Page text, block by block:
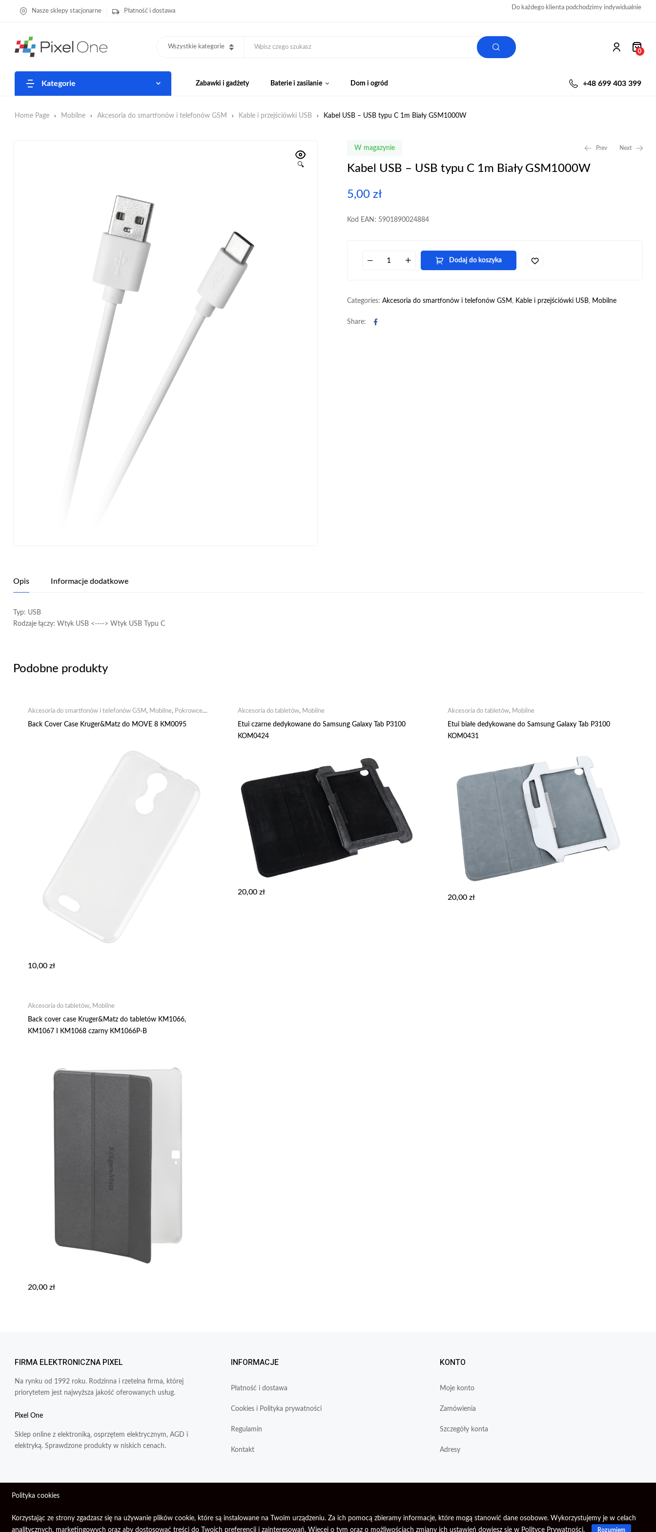
Nasze sklepy stacjonarne Płatność i dostawa Do każdego klienta podchodzimy indywidualnie
Wszystkie kategorie
0
Kategorie Zabawki i gadżety Baterie i zasilanie Dom i ogród +48 699 403 399
Home Page Mobilne Akcesoria do smartfonów i telefonów GSM Kable i przejściówki USB Kabel USB – USB typu C 1m Biały GSM1000W
🔍
W magazynie Prev Next
Kabel USB – USB typu C 1m Biały GSM1000W
5,00 zł
Kod EAN: 5901890024884
Dodaj do koszyka
Categories: Akcesoria do smartfonów i telefonów GSM , Kable i przejściówki USB, Mobilne
Share: Facebook
Opis Informacje dodatkowe
Typ: USB
Rodzaje łączy: Wtyk USB <----> Wtyk USB Typu C
Podobne produkty
Akcesoria do smartfonów i telefonów GSM , Mobilne, Pokrowce,
Pokrowce dedykowane
Back Cover Case Kruger&Matz do MOVE 8 KM0095
10,00 zł
Akcesoria do tabletów, Mobilne
Etui czarne dedykowane do Samsung Galaxy Tab P3100
KOM0424
20,00 zł
Akcesoria do tabletów, Mobilne
Etui białe dedykowane do Samsung Galaxy Tab P3100
KOM0431
20,00 zł
Akcesoria do tabletów, Mobilne
Back cover case Kruger&Matz do tabletów KM1066,
KM1067 I KM1068 czarny KM1066P-B
20,00 zł
FIRMA ELEKTRONICZNA PIXEL
Na rynku od 1992 roku. Rodzinna i rzetelna firma, której
priorytetem jest najwyższa jakość oferowanych usług.
Pixel One
Sklep online z elektroniką, osprzętem elektrycznym, AGD i
elektryką. Sprawdzone produkty w niskich cenach.
INFORMACJE
Płatność i dostawa
Cookies i Polityka prywatności
Regulamin
Kontakt
KONTO
Moje konto
Zamówienia
Szczegóły konta
Adresy
Wszelkie prawa zastrzeżone © 2026 | Firma Elektroniczna PIXEL.
Polityka cookies
Korzystając ze strony zgadzasz się na używanie plików cookie, które są instalowane na Twoim urządzeniu. Za ich pomocą zbieramy informacje, które mogą stanowić dane osobowe. Wykorzystujemy je w celach
analitycznych, marketingowych oraz aby dostosować treści do Twoich preferencji i zainteresowań. Więcej o tym oraz o możliwościach zmiany ich ustawień dowiesz się w Polityce Prywatności. Rozumiem